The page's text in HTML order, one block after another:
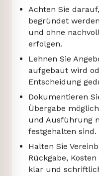
Achten Sie
begründet
und ohne
erfolgen.
Lehnen Sie
aufgebaut wird
Entscheidung
Dokumentieren
Übergabe
und Ausführung
festgehalten sind.
Halten Sie
Rückgabe,
klar und